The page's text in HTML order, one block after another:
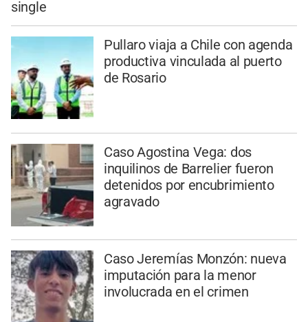
single
Pullaro viaja a Chile con agenda
productiva vinculada al puerto
de Rosario
Caso Agostina Vega: dos
inquilinos de Barrelier fueron
detenidos por encubrimiento
agravado
Caso Jeremías Monzón: nueva
imputación para la menor
involucrada en el crimen